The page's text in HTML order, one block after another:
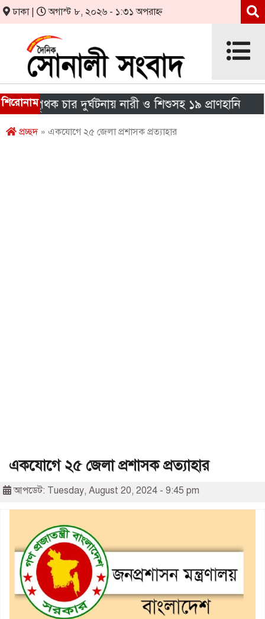
ঢাকা | অগাস্ট ৮, ২০২৬ - ১:৩১ অপরাহ্ন
শিরোনাম
পৃথক চার দুর্ঘটনায় নারী ও শিশুসহ ১৯ প্রাণহানি
প্রচ্ছদ» একযোগে ২৫ জেলা প্রশাসক প্রত্যাহার
একযোগে ২৫ জেলা প্রশাসক প্রত্যাহার
আপডেট: Tuesday, August 20, 2024 - 9:45 pm